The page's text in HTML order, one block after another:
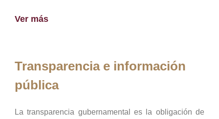
Ver más
Transparencia e información
pública
La transparencia gubernamental es la obligación de